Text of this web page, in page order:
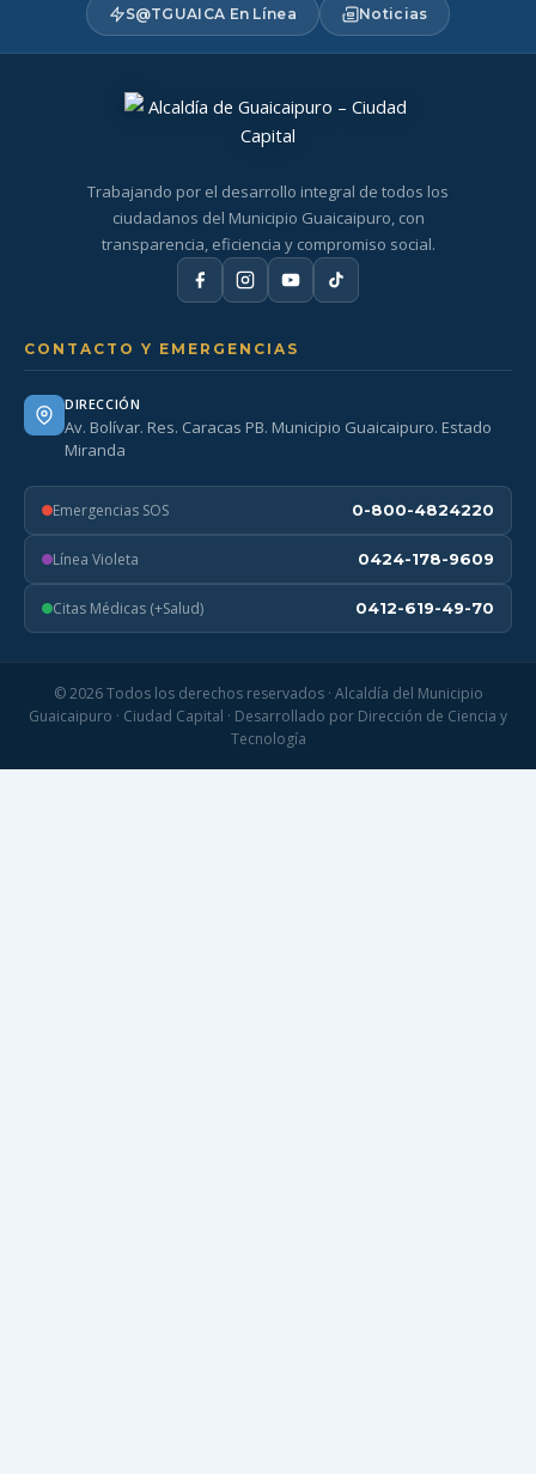
S@TGUAICA En Línea Noticias
Trabajando por el desarrollo integral de todos los
ciudadanos del Municipio Guaicaipuro, con
transparencia, eficiencia y compromiso social.
CONTACTO Y EMERGENCIAS
DIRECCIÓN
Av. Bolívar. Res. Caracas PB. Municipio Guaicaipuro. Estado
Miranda
Emergencias SOS 0-800-4824220
Línea Violeta 0424-178-9609
Citas Médicas (+Salud) 0412-619-49-70
© 2026 Todos los derechos reservados · Alcaldía del Municipio
Guaicaipuro · Ciudad Capital · Desarrollado por Dirección de Ciencia y
Tecnología